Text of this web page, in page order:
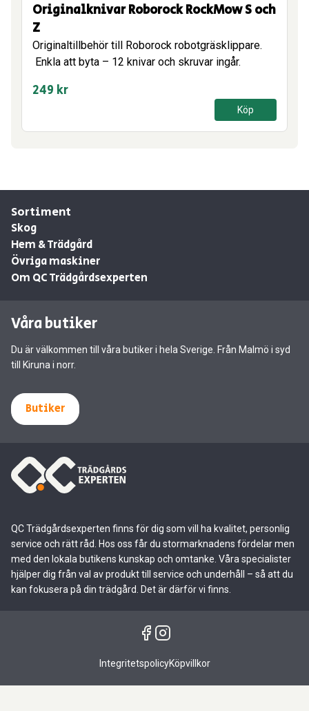
Originalknivar Roborock RockMow S och
Z
Originaltillbehör till Roborock robotgräsklippare.
Enkla att byta – 12 knivar och skruvar ingår.
249 kr
Köp
QC Trädgårdsexperten finns för dig som vill ha kvalitet, personlig
service och rätt råd. Hos oss får du stormarknadens fördelar men
med den lokala butikens kunskap och omtanke. Våra specialister
hjälper dig från val av produkt till service och underhåll – så att du
kan fokusera på din trädgård. Det är därför vi finns.
Sortiment
Skog
Hem & Trädgård
Övriga maskiner
Om QC Trädgårdsexperten
Våra butiker
Du är välkommen till våra butiker i hela Sverige. Från Malmö i syd
till Kiruna i norr.
Butiker
IntegritetspolicyKöpvillkor